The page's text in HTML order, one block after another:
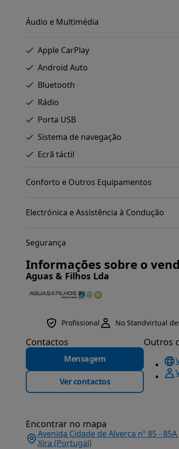
Áudio e Multimédia
Apple CarPlay
Android Auto
Bluetooth
Rádio
Porta USB
Sistema de navegação
Ecrã táctil
Conforto e Outros Equipamentos
Electrónica e Assistência à Condução
Segurança
Informações sobre o
Aguas & Filhos Lda
Profissional No Standvirtual
Contactos
Mensagem
Ver contactos
Outros
Encontrar no mapa
Avenida Cidade de Alverca nº 85 -
Xira (Portugal)